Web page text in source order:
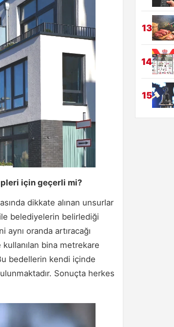
için geçerli mi?
dikkate alınan unsurlar
ile belediyelerin belirlediği
aynı oranda artıracağı
bina metrekare
bedellerin kendi içinde
Sonuçta herkes
13
14
15